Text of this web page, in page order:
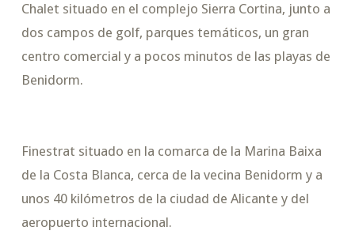
Chalet situado en el complejo Sierra Cortina, junto a
dos campos de golf, parques temáticos, un gran
centro comercial y a pocos minutos de las playas de
Benidorm.
Finestrat situado en la comarca de la Marina Baixa
de la Costa Blanca, cerca de la vecina Benidorm y a
unos 40 kilómetros de la ciudad de Alicante y del
aeropuerto internacional.